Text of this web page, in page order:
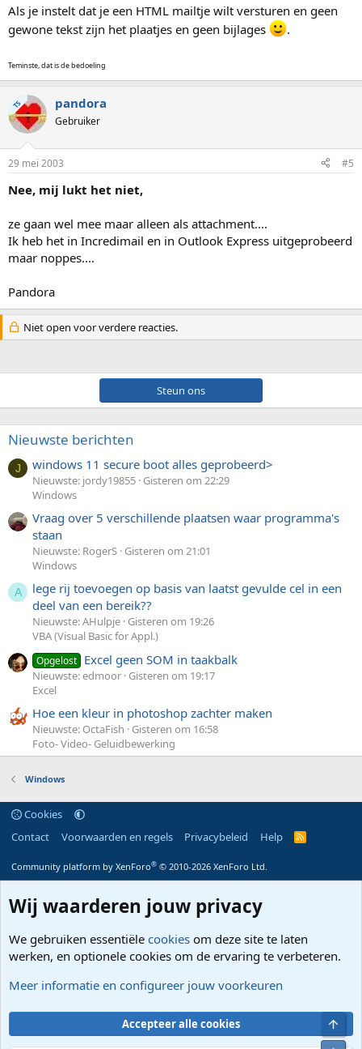
Als je instelt dat je een HTML mailtje wilt versturen en geen
gewone tekst zijn het plaatjes en geen bijlages
.
Teminste, dat is de bedoeling
TS pandora
Gebruiker
29 mei 2003 #5
Nee, mij lukt het niet,
ze gaan wel mee maar alleen als attachment....
Ik heb het in Incredimail en in Outlook Express uitgeprobeerd
maar noppes....
Pandora
Niet open voor verdere reacties.
Steun ons
Nieuwste berichten
J windows 11 secure boot alles geprobeerd>
Nieuwste: jordy19855 Gisteren om 22:29
Windows
Vraag over 5 verschillende plaatsen waar programma's
staan
Nieuwste: RogerS Gisteren om 21:01
Windows
A
lege rij toevoegen op basis van laatst gevulde cel in een
deel van een bereik??
Nieuwste: AHulpje Gisteren om 19:26
VBA (Visual Basic for Appl.)
Opgelost Excel geen SOM in taakbalk
Nieuwste: edmoor Gisteren om 19:17
Excel
Hoe een kleur in photoshop zachter maken
Nieuwste: OctaFish
Gisteren om 16:58
Foto- Video- Geluidbewerking
Windows
Cookies
Contact
Voorwaarden en regels Privacybeleid Help
R
Community platform by XenForo® © 2010-2026 XenForo Ltd.
Wij waarderen jouw privacy
We gebruiken essentiële cookies om deze site te laten
werken, en optionele cookies om de ervaring te verbeteren.
Meer informatie en configureer jouw voorkeuren
Accepteer alle cookies